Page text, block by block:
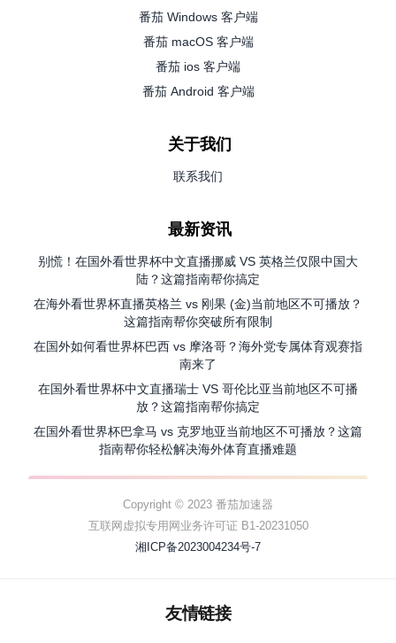
番茄 Windows 客户端
番茄 macOS 客户端
番茄 ios 客户端
番茄 Android 客户端
关于我们
联系我们
最新资讯
别慌！在国外看世界杯中文直播挪威 VS 英格兰仅限中国大
陆？这篇指南帮你搞定
在海外看世界杯直播英格兰 vs 刚果 (金)当前地区不可播放？
这篇指南帮你突破所有限制
在国外如何看世界杯巴西 vs 摩洛哥？海外党专属体育观赛指
南来了
在国外看世界杯中文直播瑞士 VS 哥伦比亚当前地区不可播
放？这篇指南帮你搞定
在国外看世界杯巴拿马 vs 克罗地亚当前地区不可播放？这篇
指南帮你轻松解决海外体育直播难题
Copyright © 2023 番茄加速器
互联网虚拟专用网业务许可证 B1-20231050
湘ICP备2023004234号-7
友情链接